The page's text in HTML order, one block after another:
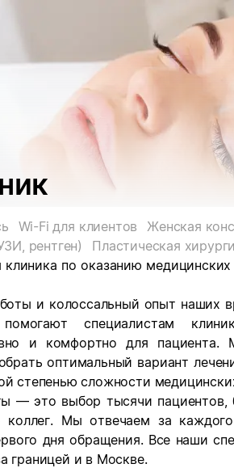
Wi-Fi для клиентов
Женская
рентген)
по оказанию медицинских
и колоссальный опыт наших
специалистам
и комфортно для пациента.
оптимальный вариант
степенью сложности
— это выбор тысячи пациентов,
коллег. Мы отвечаем за
дня обращения. Все наши
границей и в Москве.